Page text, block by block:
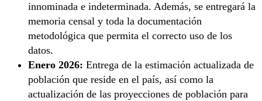
innominada e indeterminada. Además, se entregará la
memoria censal y toda la documentación
metodológica que permita el correcto uso de los
datos.
Enero 2026: Entrega de la estimación actualizada de
población que reside en el país, así como la
actualización de las proyecciones de población para